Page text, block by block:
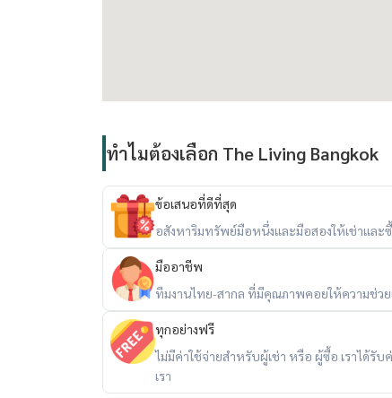
ทำไมต้องเลือก The Living Bangkok
ข้อเสนอที่ดีที่สุด
อสังหาริมทรัพย์มือหนึ่งและมือสองให้เช่าและ
มืออาชีพ
ทีมงานไทย-สากล ที่มีคุณภาพคอยให้ความช่วย
ทุกอย่างฟรี
ไม่มีค่าใช้จ่ายสำหรับผู้เช่า หรือ ผู้ซื้อ เราได้รั
เรา